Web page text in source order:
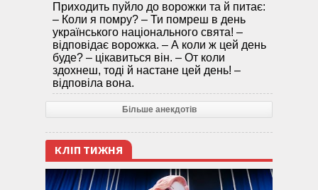
Приходить пуйло до ворожки та й питає:
– Коли я помру? – Ти помреш в день
українського національного свята! –
відповідає ворожка. – А коли ж цей день
буде? – цікавиться він. – От коли
здохнеш, тоді й настане цей день! –
відповіла вона.
Більше анекдотів
КЛІП ТИЖНЯ